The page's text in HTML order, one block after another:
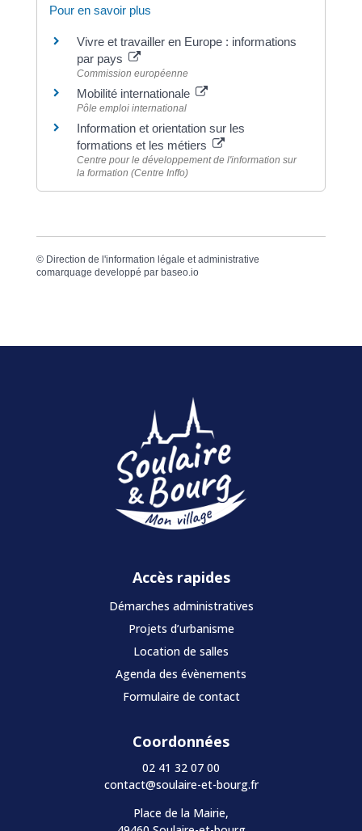
Pour en savoir plus
Vivre et travailler en Europe : informations
par pays
Commission européenne
Mobilité internationale
Pôle emploi international
Information et orientation sur les
formations et les métiers
Centre pour le développement de l'information sur
la formation (Centre Inffo)
© Direction de l'information légale et administrative
comarquage developpé par baseo.io
Accès rapides
Démarches administratives
Projets d’urbanisme
Location de salles
Agenda des évènements
Formulaire de contact
Coordonnées
02 41 32 07 00
contact@soulaire-et-bourg.fr
Place de la Mairie,